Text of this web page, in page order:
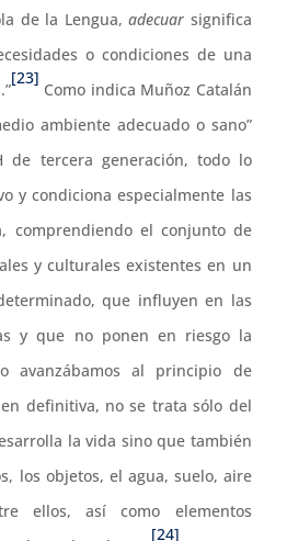
de la Lengua,adecuar significa
o condiciones de una
[23]
Como indica Muñoz Catalán
ambiente adecuado o sano”
de tercera generación, todo lo
y condiciona especialmente las
comprendiendo el conjunto de
y culturales existentes en un
que influyen en las
y que no ponen en riesgo la
avanzábamos al principio de
definitiva, no se trata sólo del
la vida sino que también
los objetos, el agua, suelo, aire
ellos, así como elementos
[24]